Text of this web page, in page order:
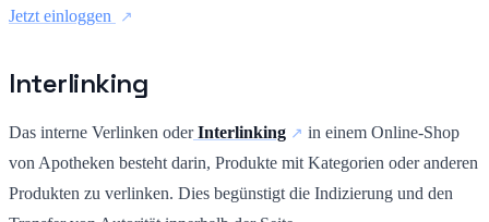
Jetzt einloggen
Interlinking
Das interne Verlinken oder Interlinking
in einem Online-Shop
von Apotheken besteht darin, Produkte mit Kategorien oder anderen
Produkten zu verlinken. Dies begünstigt die Indizierung und den